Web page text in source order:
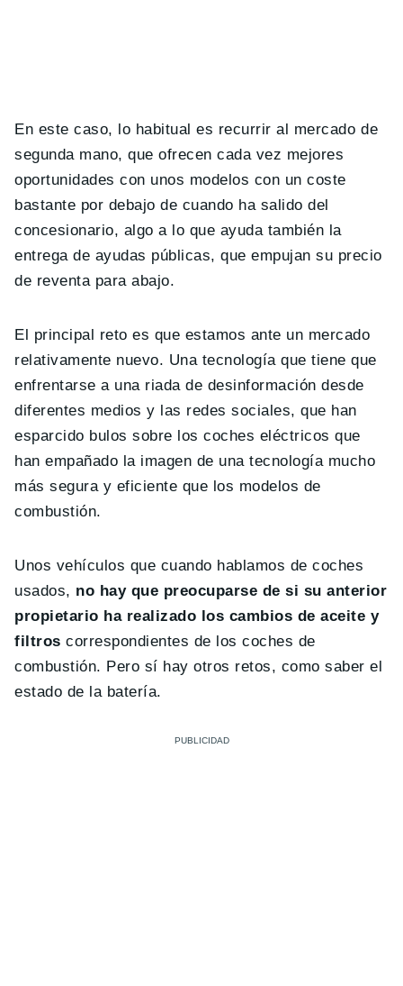
En este caso, lo habitual es recurrir al mercado de
segunda mano, que ofrecen cada vez mejores
oportunidades con unos modelos con un coste
bastante por debajo de cuando ha salido del
concesionario, algo a lo que ayuda también la
entrega de ayudas públicas, que empujan su precio
de reventa para abajo.
El principal reto es que estamos ante un mercado
relativamente nuevo. Una tecnología que tiene que
enfrentarse a una riada de desinformación desde
diferentes medios y las redes sociales, que han
esparcido bulos sobre los coches eléctricos que
han empañado la imagen de una tecnología mucho
más segura y eficiente que los modelos de
combustión.
Unos vehículos que cuando hablamos de coches
usados, no hay que preocuparse de si su anterior
propietario ha realizado los cambios de aceite y
filtros correspondientes de los coches de
combustión. Pero sí hay otros retos, como saber el
estado de la batería.